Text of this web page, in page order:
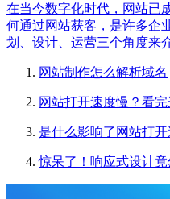
在当今数字化时代，网站已
何通过网站获客，是许多企
划、设计、运营三个角度来
网站制作怎么解析域名
网站打开速度慢？看完
是什么影响了网站打
惊呆了！响应式设计竟